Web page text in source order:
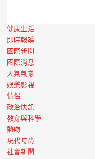
健康生活
即時報導
國際新聞
國際消息
天氣氣象
娛樂影視
情侶
政治快訊
教育與科學
熱吻
現代時尚
社會新聞